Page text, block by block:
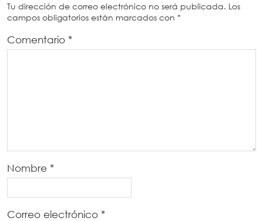
Tu dirección de correo electrónico no será publicada. Los
campos obligatorios están marcados con *
Comentario *
Nombre *
Correo electrónico *